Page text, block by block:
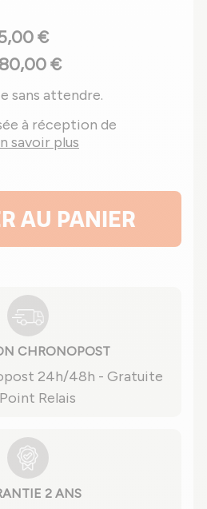
€
€
sans attendre.
à réception de
savoir plus
AU PANIER
CHRONOPOST
24h/48h - Gratuite
Relais
2 ANS